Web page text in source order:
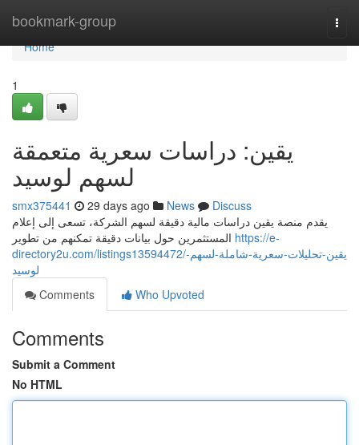
bookmark-group
Home
Home
1
يقين: دراسات سعرية متعمقة
لسهم لوسيد
smx375441 29 days ago News
Discuss
يقدم منصة يقين دراسات مالية دقيقة لسهم الشركة، تسعى إلى إعلام
https://e-
directory2u.com/listings13594472/يقين-تحليلات-سعرية-شاملة-لسهم-
لوسيد
Comments
Who Upvoted
Comments
Submit a Comment
No HTML